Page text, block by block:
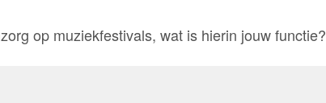
op muziekfestivals, wat is hierin jouw functie?